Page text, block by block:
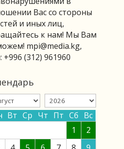
Вас со стороны
и иных лиц,
к нам! Мы Вам
mpi@media.kg,
+996 (312) 961960
Вт Ср Чт Пт Сб Вс
1
2